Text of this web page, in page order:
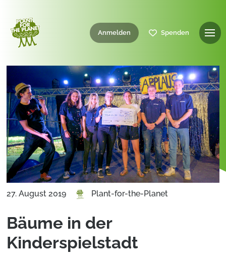
Anmelden Spenden
27. August 2019 Plant-for-the-Planet
Bäume in der
Kinderspielstadt